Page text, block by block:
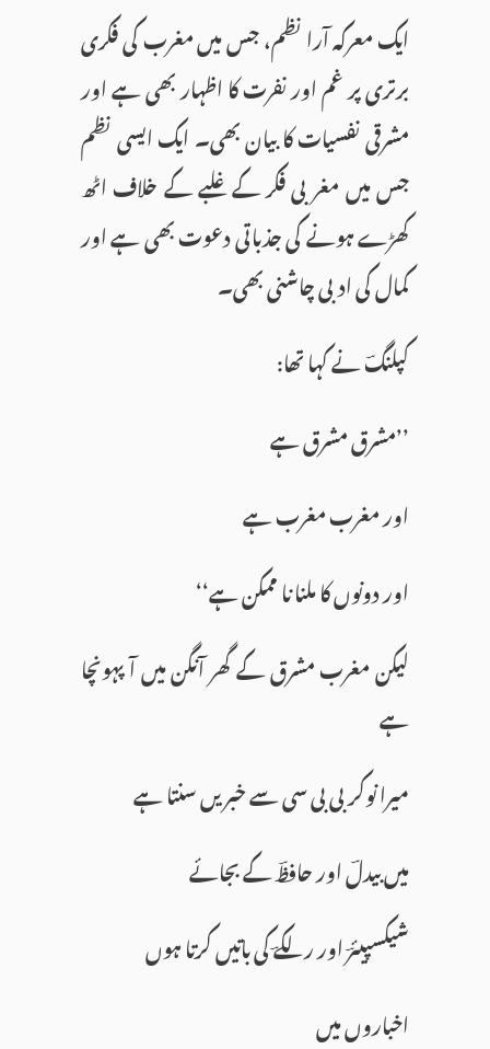
ایک معرکہ آرا نظم، جس میں مغرب کی فکری
برتری پر غم اور نفرت کا اظہار بھی ہے اور
مشرقی نفسیات کا بیان بھی۔ ایک ایسی نظم
جس میں مغربی فکر کے غلبے کے خلاف اٹھ
کھڑے ہونے کی جذباتی دعوت بھی ہے اور
کمال کی ادبی چاشنی بھی۔
کپلنگؔ نے کہا تھا:
’’مشرق مشرق ہے
اور مغرب مغرب ہے
اور دونوں کا ملنا نا ممکن ہے‘‘
لیکن مغرب مشرق کے گھر آنگن میں آ پہونچا
ہے
میرا نوکر بی بی سی سے خبریں سنتا ہے
میں بیدلؔ اور حافظؔ کے بجائے
شیکسپیئرؔ اور رلکےؔ کی باتیں کرتا ہوں
اخباروں میں